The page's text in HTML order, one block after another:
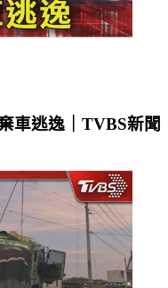
車逃逸｜TVBS新聞